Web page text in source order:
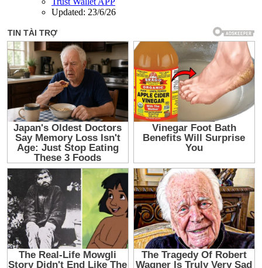
Updated: 23/6/26